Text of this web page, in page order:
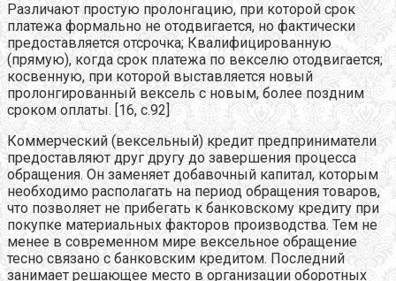
Различают простую пролонгацию, при которой срок
платежа формально не отодвигается, но фактически
предоставляется отсрочка; Квалифицированную
(прямую), когда срок платежа по векселю отодвигается;
косвенную, при которой выставляется новый
пролонгированный вексель с новым, более поздним
сроком оплаты. [16, с.92]
Коммерческий (вексельный) кредит предприниматели
предоставляют друг другу до завершения процесса
обращения. Он заменяет добавочный капитал, которым
необходимо располагать на период обращения товаров,
что позволяет не прибегать к банковскому кредиту при
покупке материальных факторов производства. Тем не
менее в современном мире вексельное обращение
тесно связано с банковским кредитом. Последний
занимает решающее место в организации оборотных